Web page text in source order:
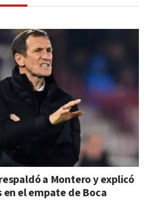
a Montero y explicó
en el empate de Boca